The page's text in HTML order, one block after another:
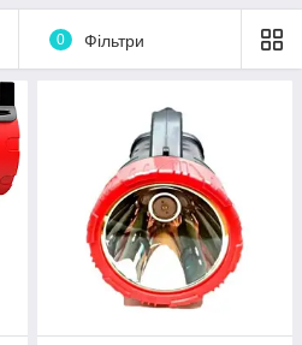
0 Фільтри